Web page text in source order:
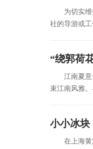
为切实
社的导游或
“绕郭荷
江南夏
束江南风雅
小小冰块
在上海